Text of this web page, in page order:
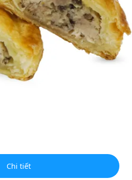
Chi tiết